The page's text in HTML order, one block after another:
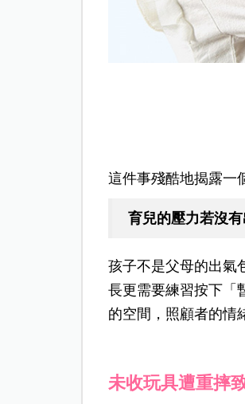
這件事殘酷地揭露一
育兒的壓力若沒
孩子不是父母的出氣
長更需要練習按下「
的空間，照顧者的情
未收玩具遭重摔